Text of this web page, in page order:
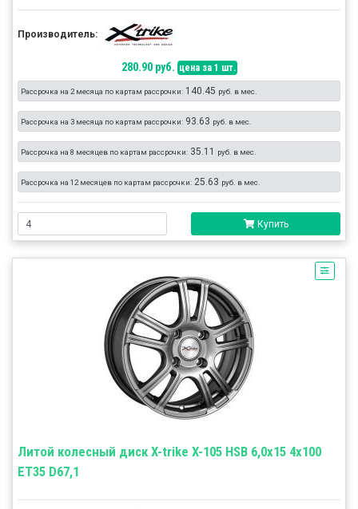
Производитель:
280.90 руб. цена за 1 шт.
Рассрочка на 2 месяца по картам рассрочки: 140.45 руб. в мес.
Рассрочка на 3 месяца по картам рассрочки: 93.63 руб. в мес.
Рассрочка на 8 месяцев по картам рассрочки: 35.11 руб. в мес.
Рассрочка на 12 месяцев по картам рассрочки: 25.63 руб. в мес.
Купить
Литой колесный диск X-trike X-105 HSB 6,0x15 4x100
ET35 D67,1